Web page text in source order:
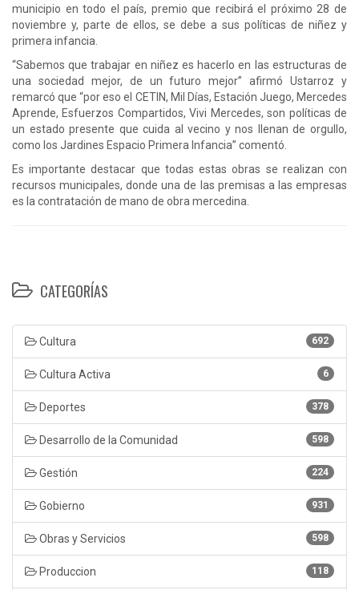
municipio en todo el país, premio que recibirá el próximo 28 de
noviembre y, parte de ellos, se debe a sus políticas de niñez y
primera infancia.
“Sabemos que trabajar en niñez es hacerlo en las estructuras de
una sociedad mejor, de un futuro mejor” afirmó Ustarroz y
remarcó que “por eso el CETIN, Mil Días, Estación Juego, Mercedes
Aprende, Esfuerzos Compartidos, Vivi Mercedes, son políticas de
un estado presente que cuida al vecino y nos llenan de orgullo,
como los Jardines Espacio Primera Infancia” comentó.
Es importante destacar que todas estas obras se realizan con
recursos municipales, donde una de las premisas a las empresas
es la contratación de mano de obra mercedina.
CATEGORÍAS
692
Cultura
6
Cultura Activa
378
Deportes
598
Desarrollo de la Comunidad
224
Gestión
931
Gobierno
598
Obras y Servicios
118
Produccion